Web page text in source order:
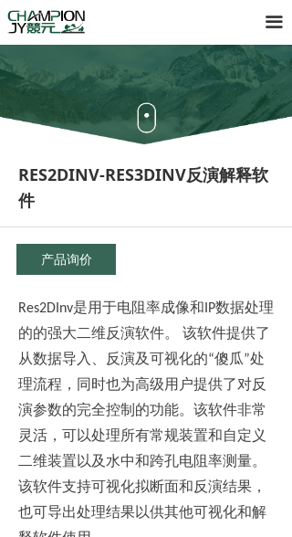
끀
首页
下载
RES2DINV-RES3DINV反演解释软
件
Res2DInv是用于电阻率成像和 P数据处理
的的强大二维反演软件。
该软件提供了
从数据导入 、 反演及 可视化的“傻瓜”处
理流程，同时也为高级用户提供了对反
演参数的完全控制 的功能。该软件非常
灵活，可以处理所有常规装置和自定义
二维装置以及水中和跨孔电阻率测量。
该软件支持可视化拟断面和反演结果 ，
也可导出处理结果以供其他可视化和解
产品询价